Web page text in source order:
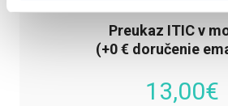
Preukaz ITIC v
(+0 € doručenie
13,00€